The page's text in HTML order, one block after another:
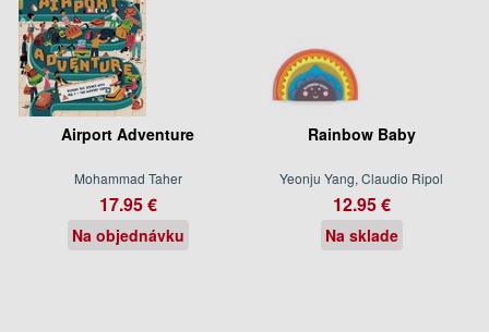
Airport Adventure
Mohammad Taher
17.95 €
Na objednávku
Rainbow Baby
Yeonju Yang, Claudio Ripol
12.95 €
Na sklade